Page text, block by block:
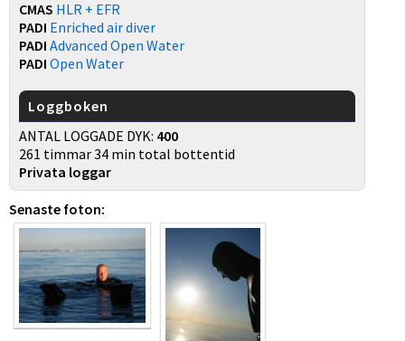
CMAS HLR + EFR
PADI Enriched air diver
PADI Advanced Open Water
PADI Open Water
Loggboken
ANTAL LOGGADE DYK: 400
261 timmar 34 min total bottentid
Privata loggar
Senaste foton: